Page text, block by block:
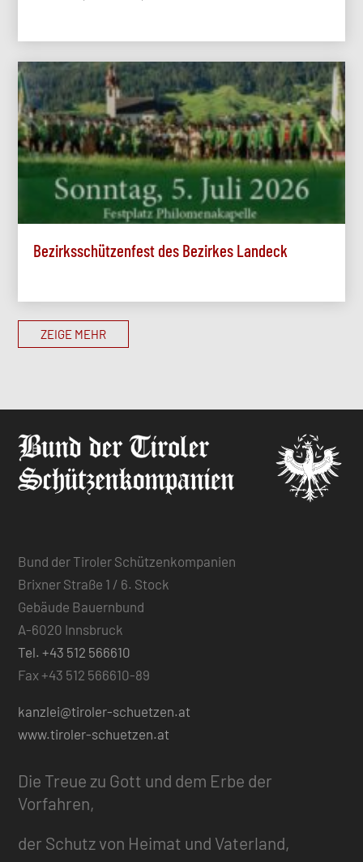
Bezirksschützenfest des Bezirkes Landeck
ZEIGE MEHR
Bund der Tiroler Schützenkompanien
Brixner Straße 1 / 6. Stock
Gebäude Bauernbund
A-6020 Innsbruck
Tel. +43 512 566610
Fax +43 512 566610-89
kanzlei@tiroler-schuetzen.at
www.tiroler-schuetzen.at
Die Treue zu Gott und dem Erbe der
Vorfahren,
der Schutz von Heimat und Vaterland,